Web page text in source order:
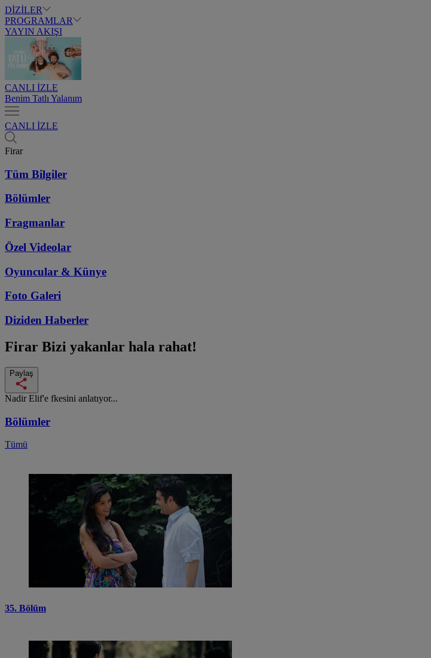
DİZİLER
PROGRAMLAR
YAYIN AKIŞI
CANLI İZLE
Benim Tatlı Yalanım
CANLI İZLE
Firar
Tüm Bilgiler
Bölümler
Fragmanlar
Özel Videolar
Oyuncular & Künye
Foto Galeri
Diziden Haberler
Firar Bizi yakanlar hala rahat!
Paylaş
Nadir Elif'e fkesini anlatıyor...
Bölümler
Tümü
35. Bölüm